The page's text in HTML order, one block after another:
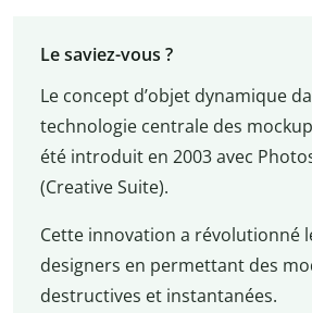
Le saviez-vous ?
Le concept d’objet dynamique
technologie centrale des
été introduit en 2003 avec
(Creative Suite).
Cette innovation a révolutionné
designers en permettant des
destructives et instantanées.